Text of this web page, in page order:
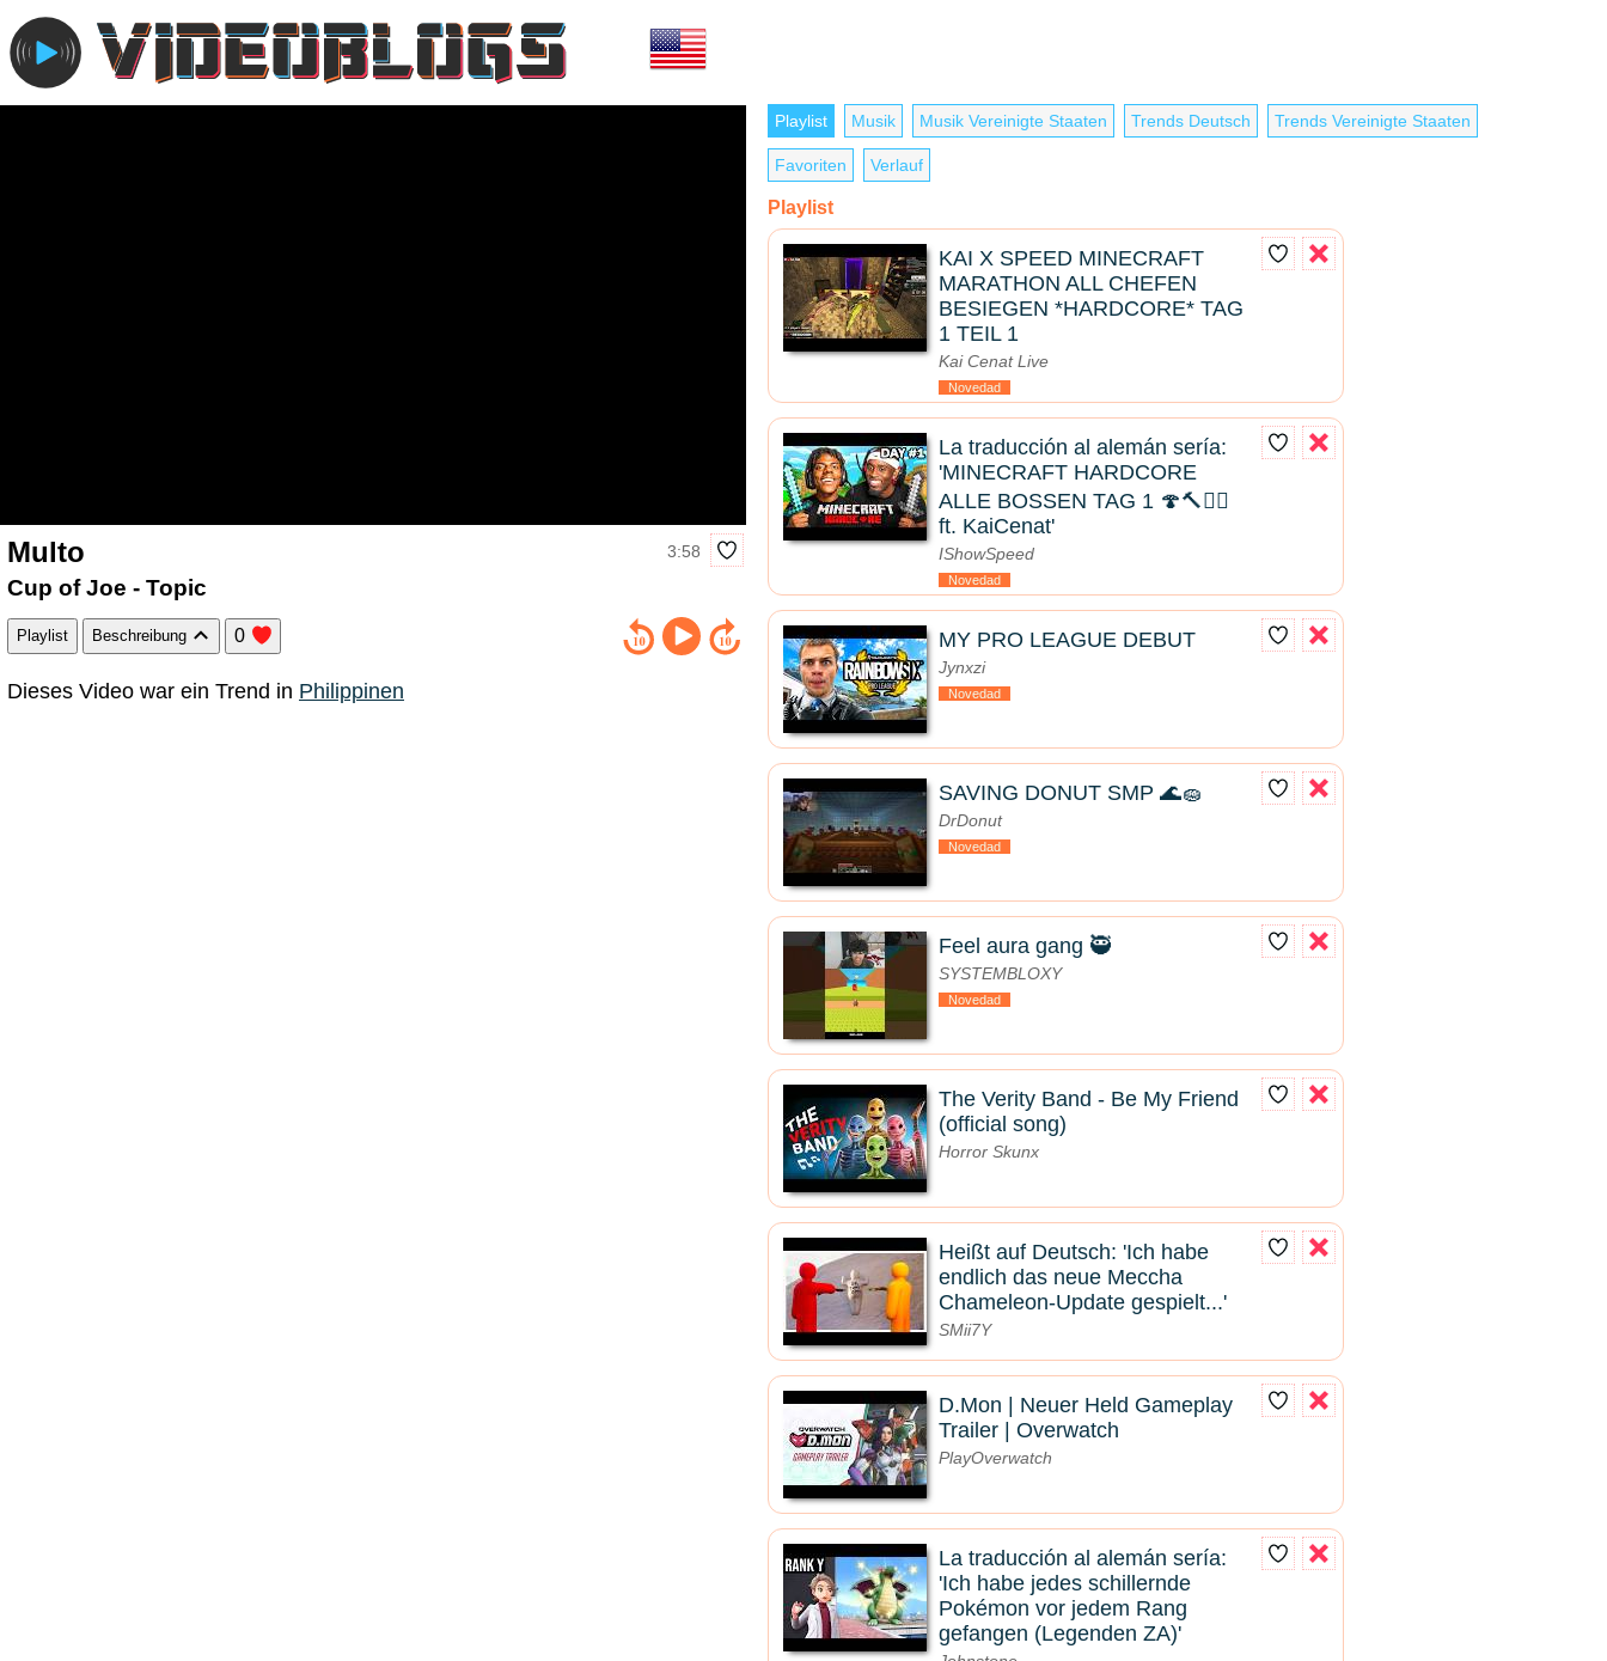
Multo 3:58
Cup of Joe - Topic
Playlist Beschreibung 0
Dieses Video war ein Trend in Philippinen
Playlist Musik Musik Vereinigte Staaten Trends Deutsch Trends Vereinigte Staaten
Favoriten Verlauf
Playlist
KAI X SPEED MINECRAFT
MARATHON ALL CHEFEN
BESIEGEN *HARDCORE* TAG
1 TEIL 1
Kai Cenat Live
Novedad
La traducción al alemán sería:
'MINECRAFT HARDCORE
ALLE BOSSEN TAG 1 🍄🔨🧟‍♂️
ft. KaiCenat'
IShowSpeed
Novedad
MY PRO LEAGUE DEBUT
Jynxzi
Novedad
SAVING DONUT SMP 🌊🧽
DrDonut
Novedad
Feel aura gang 🥷
SYSTEMBLOXY
Novedad
The Verity Band - Be My Friend
(official song)
Horror Skunx
Heißt auf Deutsch: 'Ich habe
endlich das neue Meccha
Chameleon-Update gespielt...'
SMii7Y
D.Mon | Neuer Held Gameplay
Trailer | Overwatch
PlayOverwatch
La traducción al alemán sería:
'Ich habe jedes schillernde
Pokémon vor jedem Rang
gefangen (Legenden ZA)'